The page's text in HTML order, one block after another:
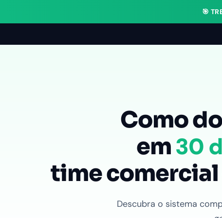
🎯
Como
em30
time
Descubra o sistema